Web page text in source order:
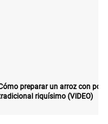
preparar un arroz con pollo
riquísimo (VIDEO)